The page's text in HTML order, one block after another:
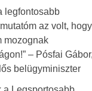
legfontosabb
az volt, hogy
mozognak
– Pósfai Gábor,
belügyminiszter